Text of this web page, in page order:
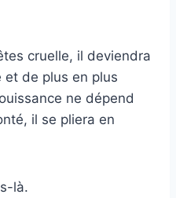
cruelle, il deviendra
et de plus en plus
ne dépend
il se pliera en
là.